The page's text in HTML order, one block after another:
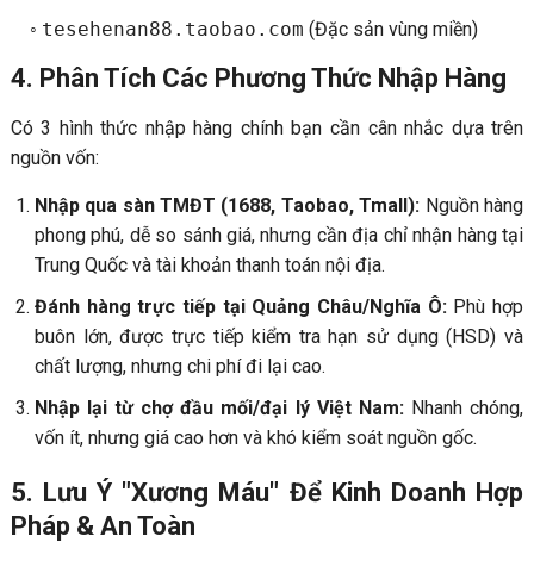
◦ tesehenan88.taobao.com (Đặc sản vùng miền)
4. Phân Tích Các Phương Thức Nhập Hàng
Có 3 hình thức nhập hàng chính bạn cần cân nhắc dựa trên
nguồn vốn:
Nhập qua sàn TMĐT (1688, Taobao, Tmall): Nguồn hàng
phong phú, dễ so sánh giá, nhưng cần địa chỉ nhận hàng tại
Trung Quốc và tài khoản thanh toán nội địa.
Đánh hàng trực tiếp tại Quảng Châu/Nghĩa Ô:Phù hợp
buôn lớn, được trực tiếp kiểm tra hạn sử dụng (HSD) và
chất lượng, nhưng chi phí đi lại cao.
Nhập lại từ chợ đầu mối/đại lý Việt Nam:Nhanh chóng,
vốn ít, nhưng giá cao hơn và khó kiểm soát nguồn gốc.
5. Lưu Ý "Xương Máu" Để Kinh Doanh Hợp
Pháp & An Toàn